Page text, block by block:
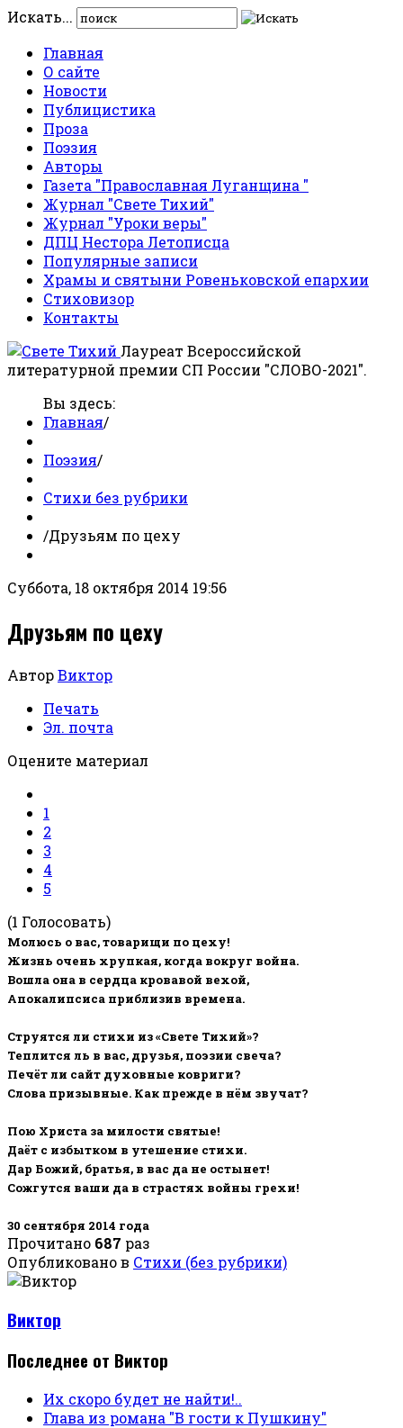
Искать...
Главная
О сайте
Новости
Публицистика
Проза
Поэзия
Авторы
Газета "Православная Луганщина "
Журнал "Свете Тихий"
Журнал "Уроки веры"
ДПЦ Нестора Летописца
Популярные записи
Храмы и святыни Ровеньковской епархии
Стиховизор
Контакты
Лауреат Всероссийской
литературной премии СП России "СЛОВО-2021".
Вы здесь:
Главная/
Поэзия/
Стихи без рубрики
/Друзьям по цеху
Суббота, 18 октября 2014 19:56
Друзьям по цеху
АвторВиктор
Печать
Эл. почта
Оцените материал
1
2
3
4
5
(1 Голосовать)
Молюсь о вас, товарищи по цеху!
Жизнь очень хрупкая, когда вокруг война.
Вошла она в сердца кровавой вехой,
Апокалипсиса приблизив времена.
Струятся ли стихи из «Свете Тихий»?
Теплится ль в вас, друзья, поэзии свеча?
Печёт ли сайт духовные ковриги?
Слова призывные. Как прежде в нём звучат?
Пою Христа за милости святые!
Даёт с избытком в утешение стихи.
Дар Божий, братья, в вас да не остынет!
Сожгутся ваши да в страстях войны грехи!
30 сентября 2014 года
Прочитано 687 раз
Опубликовано в Стихи (без рубрики)
Виктор
Последнее от Виктор
Их скоро будет не найти!..
Глава из романа "В гости к Пушкину"